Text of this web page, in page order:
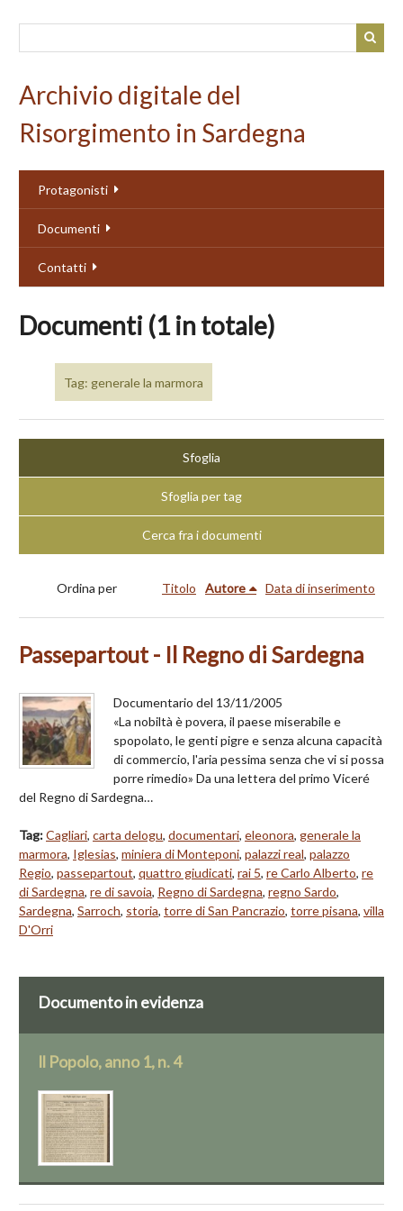
Archivio digitale del
Risorgimento in Sardegna
Protagonisti
Documenti
Contatti
Documenti (1 in totale)
Tag: generale la marmora
Sfoglia
Sfoglia per tag
Cerca fra i documenti
Ordina per Titolo Autore Data di inserimento
Passepartout - Il Regno di Sardegna
Documentario del 13/11/2005
«La nobiltà è povera, il paese miserabile e
spopolato, le genti pigre e senza alcuna capacità
di commercio, l'aria pessima senza che vi si possa
porre rimedio» Da una lettera del primo Viceré
del Regno di Sardegna…
Tag:Cagliari, carta delogu, documentari, eleonora, generale la
marmora, Iglesias, miniera di Monteponi, palazzi real, palazzo
Regio, passepartout, quattro giudicati, rai 5, re Carlo Alberto, re
di Sardegna, re di savoia, Regno di Sardegna, regno Sardo,
Sardegna, Sarroch, storia, torre di San Pancrazio, torre pisana, villa
D'Orri
Documento in evidenza
Il Popolo, anno 1, n. 4